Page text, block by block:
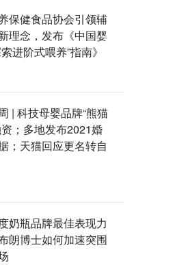
保健食品协会引领辅
理念，发布《中国婴
进阶式喂养”指南》
|​​ 科技母婴品牌“熊猫
；​多地发布2021婚
；天猫回应更名转自
奶瓶品牌最佳表现力
朗博士如何加速突围